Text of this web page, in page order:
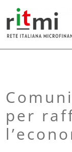
Comunicare l’impatto
per